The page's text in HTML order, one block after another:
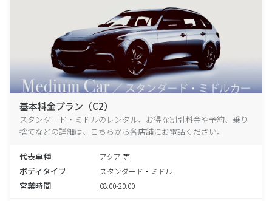
基本料金プラン（C2）
スタンダード・ミドルのレンタル、お得な割引料金や予約、乗り
捨てなどの詳細は、こちらから各店舗にお電話ください。
代表車種 アクア 等
ボディタイプ スタンダード・ミドル
営業時間 08:00-20:00